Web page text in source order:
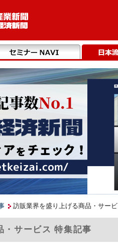
訪販業界を盛り上げる商品・サー
・サービス 特集記事